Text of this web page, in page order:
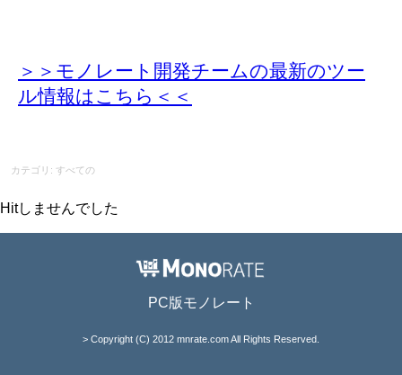
＞＞モノレート開発チームの最新のツー
ル情報はこちら＜＜
カテゴリ: すべての
Hitしませんでした
PC版モノレート
> Copyright (C) 2012 mnrate.com All Rights Reserved.